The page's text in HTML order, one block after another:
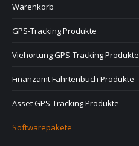
Warenkorb
GPS-Tracking Produkte
Viehortung GPS-Tracking Produkte
Finanzamt Fahrtenbuch Produkte
Asset GPS-Tracking Produkte
Softwarepakete